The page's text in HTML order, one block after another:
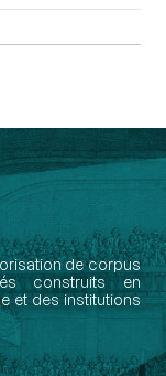
de corpus
construits en
et des institutions